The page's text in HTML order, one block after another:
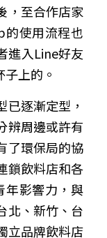
，至合作店家
的使用流程也
進入Line好友
子上的。
逐漸定型，
辨周邊或許有
了環保局的協
鎖飲料店和各
年影響力，與
北、新竹、台
立品牌飲料店